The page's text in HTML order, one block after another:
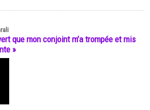
que mon conjoint m’a trompée et mis
»